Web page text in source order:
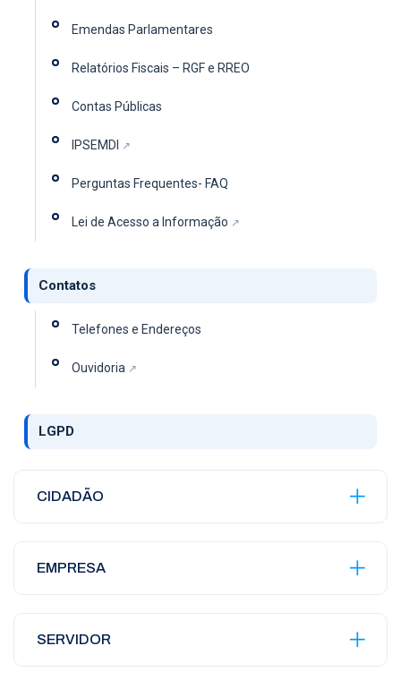
Emendas Parlamentares
Relatórios Fiscais – RGF e RREO
Contas Públicas
IPSEMDI
Perguntas Frequentes- FAQ
Lei de Acesso a Informação
Contatos
Telefones e Endereços
Ouvidoria
LGPD
CIDADÃO
EMPRESA
SERVIDOR